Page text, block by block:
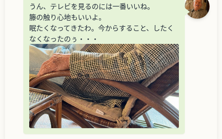
うん、テレビを見るのには一番いいね。
籐の触り心地もいいよ。
眠たくなってきたわ。今からすること、したく
なくなったのぅ・・・